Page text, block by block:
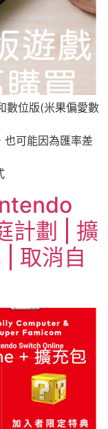
數位版(米果偏愛數
也可能因為匯率差
計劃 | 擴
取消自